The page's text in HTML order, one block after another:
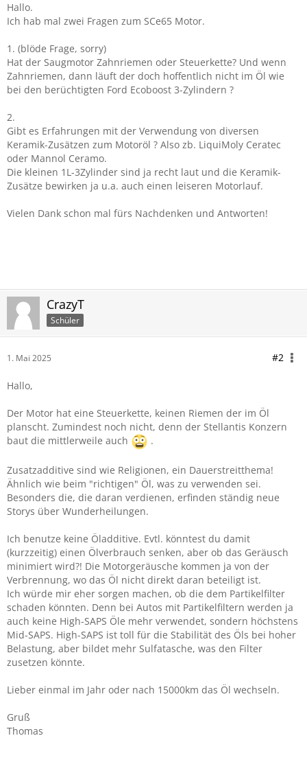
Hallo.
Ich hab mal zwei Fragen zum SCe65 Motor.
1. (blöde Frage, sorry)
Hat der Saugmotor Zahnriemen oder Steuerkette? Und wenn
Zahnriemen, dann läuft der doch hoffentlich nicht im Öl wie
bei den berüchtigten Ford Ecoboost 3-Zylindern ?
2.
Gibt es Erfahrungen mit der Verwendung von diversen
Keramik-Zusätzen zum Motoröl ? Also zb. LiquiMoly Ceratec
oder Mannol Ceramo.
Die kleinen 1L-3Zylinder sind ja recht laut und die Keramik-
Zusätze bewirken ja u.a. auch einen leiseren Motorlauf.
Vielen Dank schon mal fürs Nachdenken und Antworten!
CrazyT
Schüler
1. Mai 2025 #2
Hallo,
Der Motor hat eine Steuerkette, keinen Riemen der im Öl
planscht. Zumindest noch nicht, denn der Stellantis Konzern
baut die mittlerweile auch
.
Zusatzadditive sind wie Religionen, ein Dauerstreitthema!
Ähnlich wie beim "richtigen" Öl, was zu verwenden sei.
Besonders die, die daran verdienen, erfinden ständig neue
Storys über Wunderheilungen.
Ich benutze keine Öladditive. Evtl. könntest du damit
(kurzzeitig) einen Ölverbrauch senken, aber ob das Geräusch
minimiert wird?! Die Motorgeräusche kommen ja von der
Verbrennung, wo das Öl nicht direkt daran beteiligt ist.
Ich würde mir eher sorgen machen, ob die dem Partikelfilter
schaden könnten. Denn bei Autos mit Partikelfiltern werden ja
auch keine High-SAPS Öle mehr verwendet, sondern höchstens
Mid-SAPS. High-SAPS ist toll für die Stabilität des Öls bei hoher
Belastung, aber bildet mehr Sulfatasche, was den Filter
zusetzen könnte.
Lieber einmal im Jahr oder nach 15000km das Öl wechseln.
Gruß
Thomas